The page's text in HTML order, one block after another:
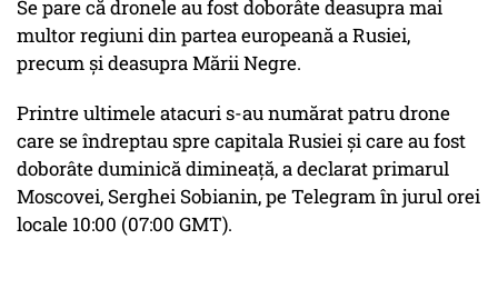
Se pare că dronele au fost doborâte deasupra mai
multor regiuni din partea europeană a Rusiei,
precum și deasupra Mării Negre.
Printre ultimele atacuri s-au numărat patru drone
care se îndreptau spre capitala Rusiei și care au fost
doborâte duminică dimineață, a declarat primarul
Moscovei, Serghei Sobianin, pe Telegram în jurul orei
locale 10:00 (07:00 GMT).